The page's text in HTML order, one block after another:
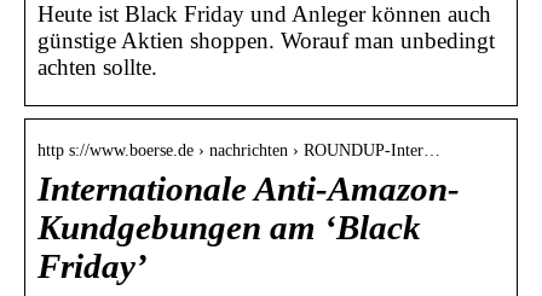
Heute ist Black Friday und Anleger können auch
günstige Aktien shoppen. Worauf man unbedingt
achten sollte.
http s://www.boerse.de › nachrichten › ROUNDUP-Inter…
Internationale Anti-Amazon-
Kundgebungen am ‘Black
Friday’